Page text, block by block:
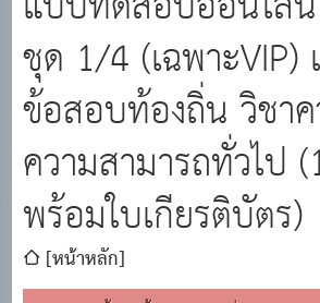
ชุด 1/4 (เฉพาะVIP)
ข้อสอบท้องถิ่น วิชา
ความสามารถทั่วไป
พร้อมใบเกียรติบัตร)
[หน้าหลัก]